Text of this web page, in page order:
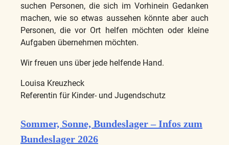
suchen Personen, die sich im Vorhinein Gedanken
machen, wie so etwas aussehen könnte aber auch
Personen, die vor Ort helfen möchten oder kleine
Aufgaben übernehmen möchten.
Wir freuen uns über jede helfende Hand.
Louisa Kreuzheck
Referentin für Kinder- und Jugendschutz
Sommer, Sonne, Bundeslager – Infos zum
Bundeslager 2026